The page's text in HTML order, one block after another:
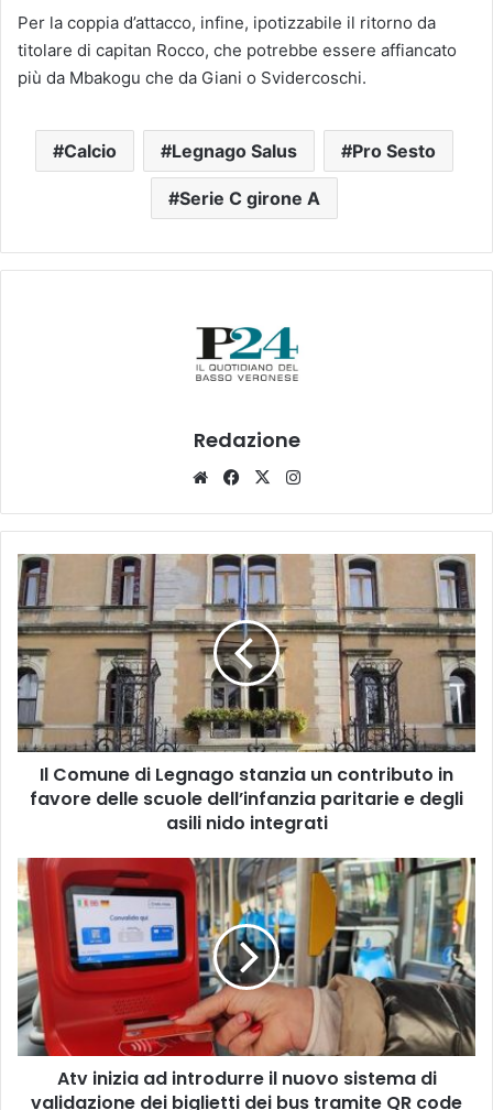
Per la coppia d’attacco, infine, ipotizzabile il ritorno da
titolare di capitan Rocco, che potrebbe essere affiancato
più da Mbakogu che da Giani o Svidercoschi.
Calcio Legnago Salus Pro Sesto
Serie C girone A
Redazione
WebsiteFacebook
X
Il
Comune
di
Legnago
stanzia
un
contributo
in
favore
delle
scuole
e
degli
asili
nido
integrati
Il Comune di Legnago stanzia un contributo in
favore delle scuole dell’infanzia paritarie e degli
asili nido integrati
Atv
inizia
ad
introdurre
nuovo
sistema
di
validazione
biglietti
Atv inizia ad introdurre il nuovo sistema di
validazione dei biglietti dei bus tramite QR code